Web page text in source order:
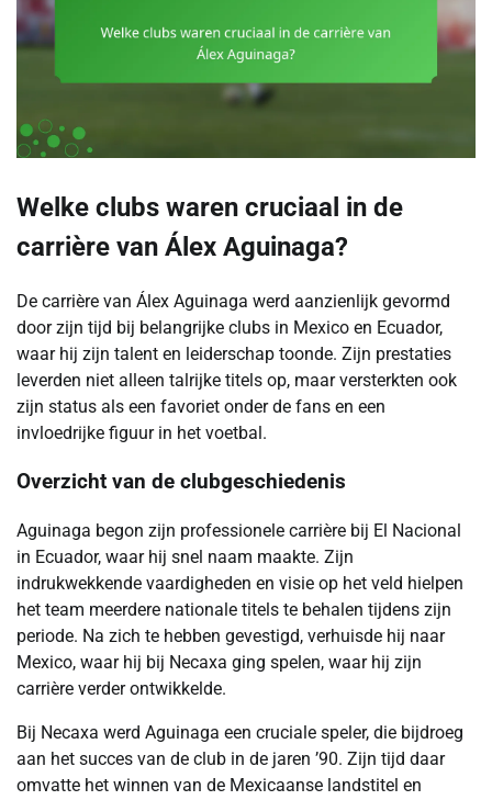
Welke clubs waren cruciaal in de
carrière van Álex Aguinaga?
De carrière van Álex Aguinaga werd aanzienlijk gevormd
door zijn tijd bij belangrijke clubs in Mexico en Ecuador,
waar hij zijn talent en leiderschap toonde. Zijn prestaties
leverden niet alleen talrijke titels op, maar versterkten ook
zijn status als een favoriet onder de fans en een
invloedrijke figuur in het voetbal.
Overzicht van de clubgeschiedenis
Aguinaga begon zijn professionele carrière bij El Nacional
in Ecuador, waar hij snel naam maakte. Zijn
indrukwekkende vaardigheden en visie op het veld hielpen
het team meerdere nationale titels te behalen tijdens zijn
periode. Na zich te hebben gevestigd, verhuisde hij naar
Mexico, waar hij bij Necaxa ging spelen, waar hij zijn
carrière verder ontwikkelde.
Bij Necaxa werd Aguinaga een cruciale speler, die bijdroeg
aan het succes van de club in de jaren ’90. Zijn tijd daar
omvatte het winnen van de Mexicaanse landstitel en